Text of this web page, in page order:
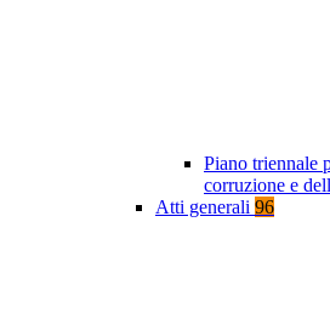
Piano triennale
corruzione e
Atti generali 96